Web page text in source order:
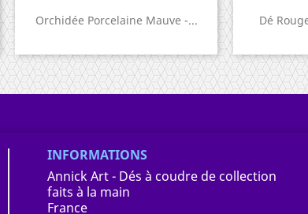
Orchidée Porcelaine Mauve -...
Aperçu rapide Dé 
INFORMATIONS
Annick Art - Dés à coudre de collection
faits à la main
France